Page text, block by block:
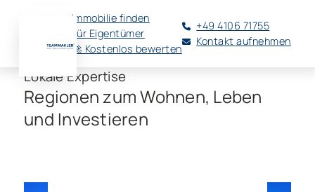
Immobilie finden
Für Eigentümer
🚀 Kostenlos bewerten
+49 4106 71755
Kontakt aufnehmen
Lokale Expertise
Regionen zum Wohnen, Leben
und Investieren